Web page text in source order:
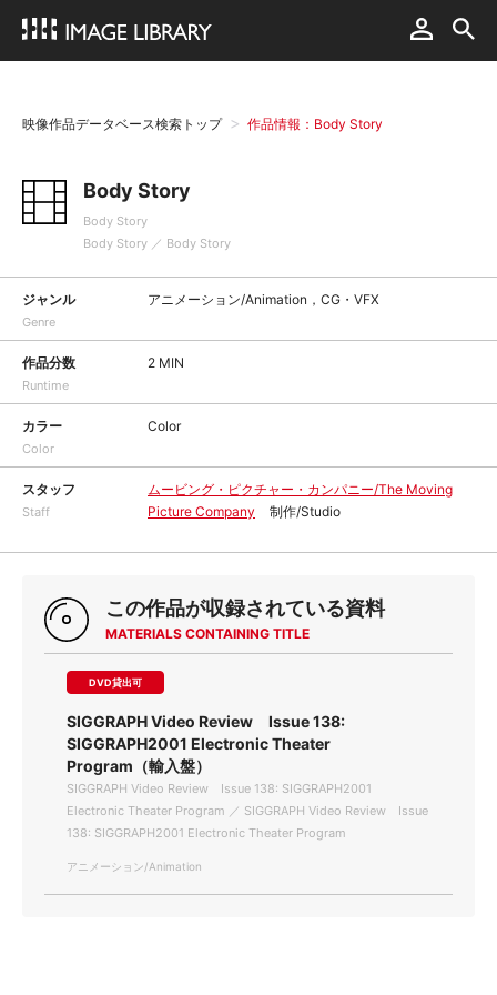
映像作品データベース検索トップ 作品情報：Body Story
Body Story
Body Story
Body Story ／ Body Story
ジャンル
Genre
アニメーション/Animation，CG・VFX
作品分数
Runtime
2 MIN
カラー
Color
Color
スタッフ
Staff
ムービング・ピクチャー・カンパニー/The Moving
Picture Company
制作/Studio
この作品が収録されている資料
MATERIALS CONTAINING TITLE
DVD貸出可
SIGGRAPH Video Review Issue 138:
SIGGRAPH2001 Electronic Theater
Program（輸入盤）
SIGGRAPH Video Review Issue 138: SIGGRAPH2001
Electronic Theater Program ／ SIGGRAPH Video Review Issue
138: SIGGRAPH2001 Electronic Theater Program
アニメーション/Animation